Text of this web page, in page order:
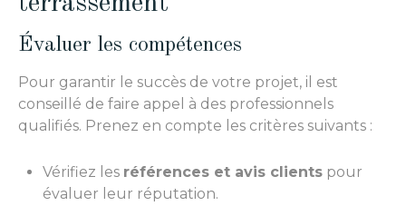
Évaluer les compétences
Pour garantir le succès de votre projet, il est
conseillé de faire appel à des professionnels
qualifiés. Prenez en compte les critères suivants :
Vérifiez les références et avis clients pour
évaluer leur réputation.